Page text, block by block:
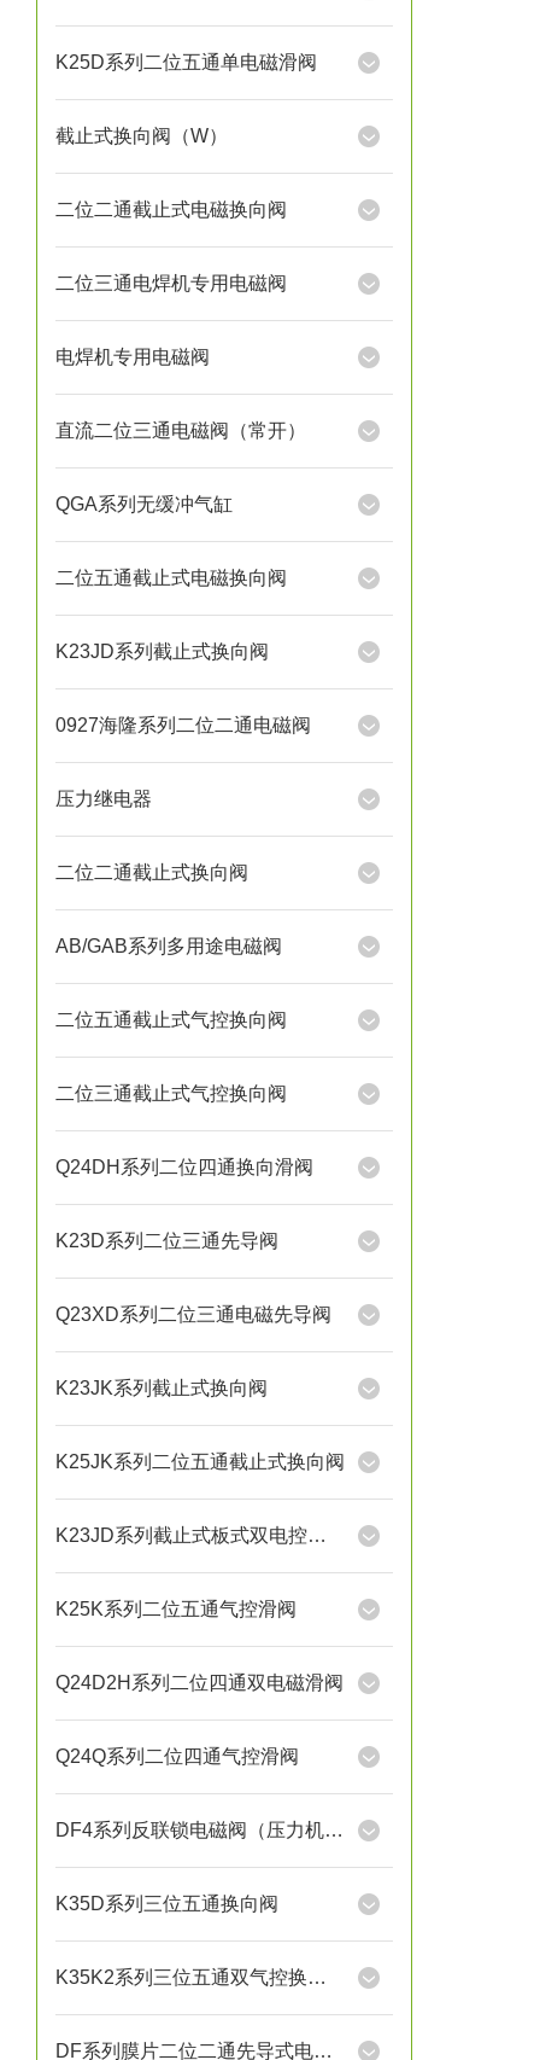
K25D系列二位五通单电磁滑阀
截止式换向阀（W）
二位二通截止式电磁换向阀
二位三通电焊机专用电磁阀
电焊机专用电磁阀
直流二位三通电磁阀（常开）
QGA系列无缓冲气缸
二位五通截止式电磁换向阀
K23JD系列截止式换向阀
0927海隆系列二位二通电磁阀
压力继电器
二位二通截止式换向阀
AB/GAB系列多用途电磁阀
二位五通截止式气控换向阀
二位三通截止式气控换向阀
Q24DH系列二位四通换向滑阀
K23D系列二位三通先导阀
Q23XD系列二位三通电磁先导阀
K23JK系列截止式换向阀
K25JK系列二位五通截止式换向阀
K23JD系列截止式板式双电控换向阀
K25K系列二位五通气控滑阀
Q24D2H系列二位四通双电磁滑阀
Q24Q系列二位四通气控滑阀
DF4系列反联锁电磁阀（压力机用）
K35D系列三位五通换向阀
K35K2系列三位五通双气控换向阀
DF系列膜片二位二通先导式电磁阀